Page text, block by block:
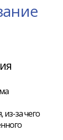
за чего